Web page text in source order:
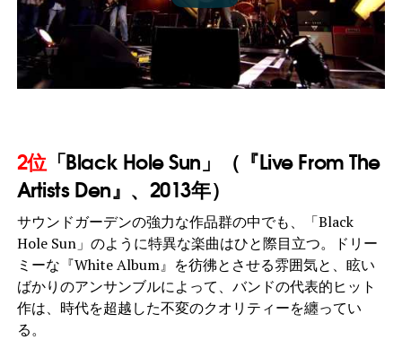
2位 「Black Hole Sun」（『Live From The
Artists Den』、2013年）
サウンドガーデンの強力な作品群の中でも、「Black
Hole Sun」のように特異な楽曲はひと際目立つ。ドリー
ミーな『White Album』を彷彿とさせる雰囲気と、眩い
ばかりのアンサンブルによって、バンドの代表的ヒット
作は、時代を超越した不変のクオリティーを纏ってい
る。